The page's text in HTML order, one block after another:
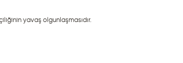
yavaş olgunlaşmasıdır.